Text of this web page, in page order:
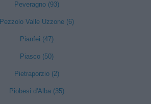
Peveragno (93)
Pezzolo Valle Uzzone (6)
Pianfei (47)
Piasco (50)
Pietraporzio (2)
Piobesi d'Alba (35)